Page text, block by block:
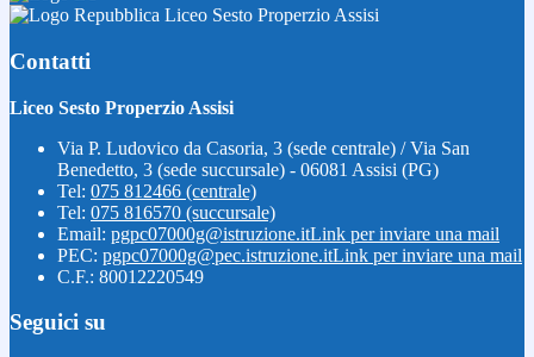
Liceo Sesto Properzio Assisi
Contatti
Liceo Sesto Properzio Assisi
Via P. Ludovico da Casoria, 3 (sede centrale) / Via San
Benedetto, 3 (sede succursale) - 06081 Assisi (PG)
Tel: 075 812466 (centrale)
Tel: 075 816570 (succursale)
Email: pgpc07000g@istruzione.itLink per inviare una mail
PEC: pgpc07000g@pec.istruzione.itLink per inviare una mail
C.F.: 80012220549
Seguici su